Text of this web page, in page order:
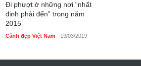
Đi phượt ở những nơi “nhất
định phải đến” trong năm
2015
Cảnh đẹp Việt Nam 19/03/2019